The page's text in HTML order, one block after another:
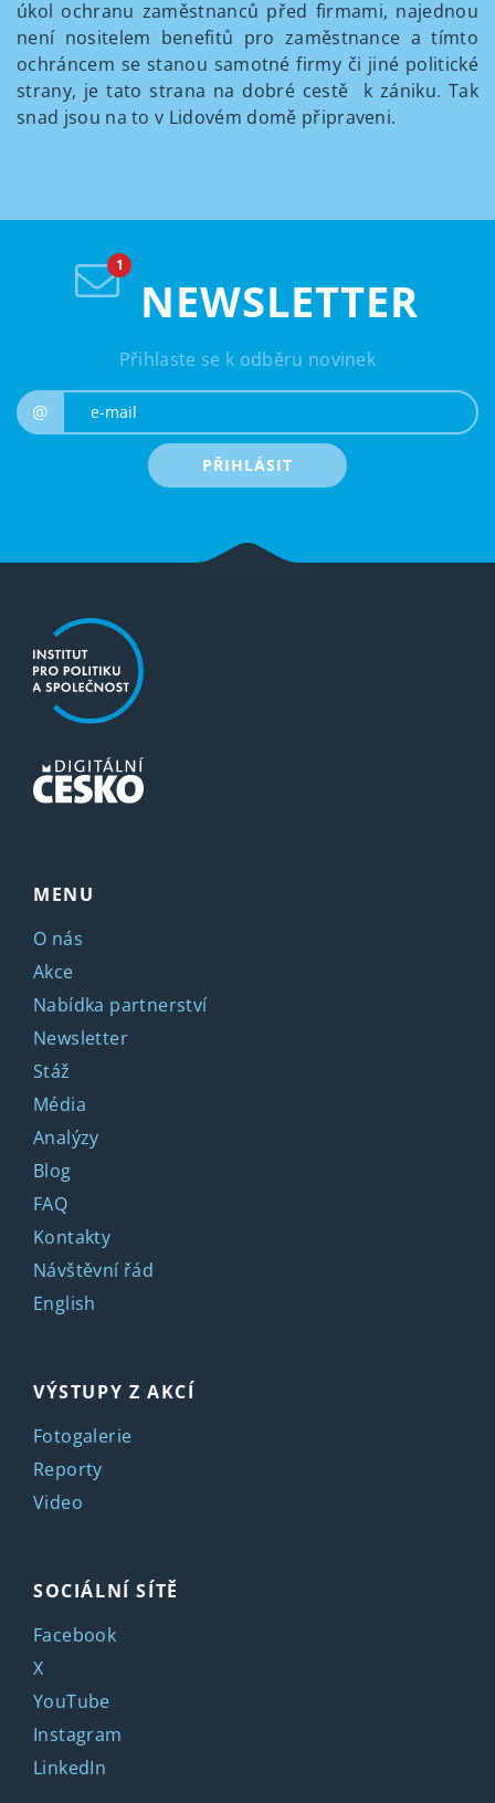
úkol ochranu zaměstnanců před firmami, najednou
není nositelem benefitů pro zaměstnance a tímto
ochráncem se stanou samotné firmy či jiné politické
strany, je tato strana na dobré cestě k zániku. Tak
snad jsou na to v Lidovém domě připraveni.
NEWSLETTER
Přihlaste se k odběru novinek
@
PŘIHLÁSIT
MENU
O nás
Akce
Nabídka partnerství
Newsletter
Stáž
Média
Analýzy
Blog
FAQ
Kontakty
Návštěvní řád
English
VÝSTUPY Z AKCÍ
Fotogalerie
Reporty
Video
SOCIÁLNÍ SÍTĚ
Facebook
X
YouTube
Instagram
LinkedIn